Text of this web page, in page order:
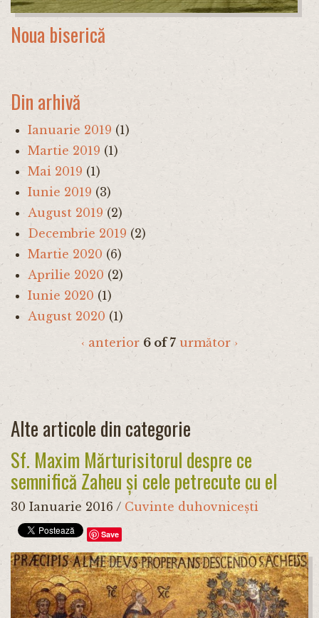
Noua biserică
Din arhivă
Ianuarie 2019 (1)
Martie 2019 (1)
Mai 2019 (1)
Iunie 2019 (3)
August 2019 (2)
Decembrie 2019 (2)
Martie 2020 (6)
Aprilie 2020 (2)
Iunie 2020 (1)
August 2020 (1)
‹ anterior 6 of 7 următor ›
Alte articole din categorie
Sf. Maxim Mărturisitorul despre ce
semnifică Zaheu și cele petrecute cu el
30 Ianuarie 2016 / Cuvinte duhovnicești
Save